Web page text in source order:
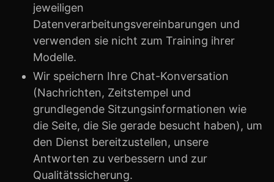
jeweiligen
Datenverarbeitungsvereinbarungen und
verwenden sie nicht zum Training ihrer
Modelle.
Wir speichern Ihre Chat-Konversation
(Nachrichten, Zeitstempel und
grundlegende Sitzungsinformationen wie
die Seite, die Sie gerade besucht haben), um
den Dienst bereitzustellen, unsere
Antworten zu verbessern und zur
Qualitätssicherung.